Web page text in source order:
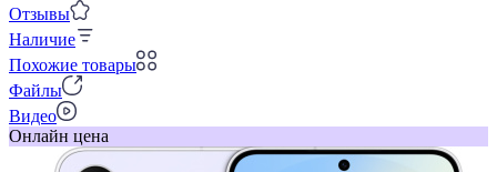
Отзывы
Наличие
Похожие товары
Файлы
Видео
Онлайн цена